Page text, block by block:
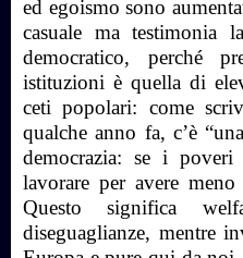
ed egoismo sono
casuale ma testimonia
democratico, perché
istituzioni è quella di
ceti popolari: come
qualche anno fa, c’è
democrazia: se i
lavorare per avere
Questo significa
diseguaglianze, mentre